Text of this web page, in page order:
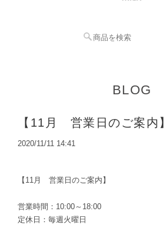
BLOG
【11月 営業日のご案内】
2020/11/11 14:41
【11月 営業日のご案内】
営業時間：10:00～18:00
定休日：毎週火曜日